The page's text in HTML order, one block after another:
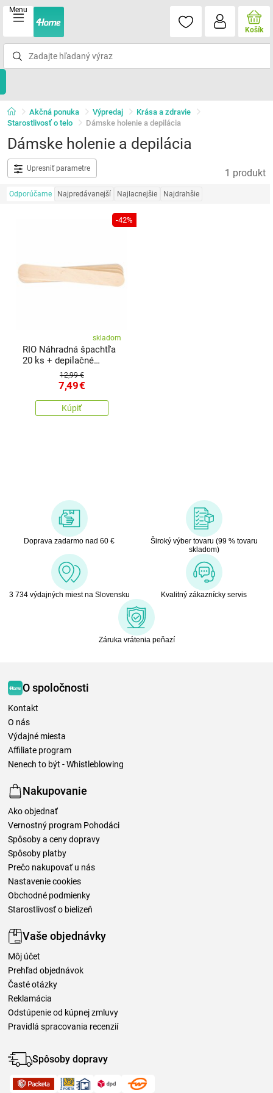
Menu
Košík
Akčná ponuka Výpredaj
Krása a zdravie
Starostlivosť o telo
Dámske holenie a depilácia
Dámske holenie a depilácia
Upresniť parametre 1 produkt
Odporúčame Najpredávanejší Najlacnejšie Najdrahšie
-42%
skladom
RIO Náhradná špachtľa
20 ks + depilačné
papieriky 50 ks
12,99 €
7,49€
Kúpiť
Doprava zadarmo nad 60 €
Široký výber tovaru (99 % tovaru
skladom)
3 734 výdajných miest na Slovensku Kvalitný zákaznícky servis
Záruka vrátenia peňazí
O spoločnosti
Kontakt
O nás
Výdajné miesta
Affiliate program
Nenech to být - Whistleblowing
Nakupovanie
Ako objednať
Vernostný program Pohodáci
Spôsoby a ceny dopravy
Spôsoby platby
Prečo nakupovať u nás
Nastavenie cookies
Obchodné podmienky
Starostlivosť o bielizeň
Vaše objednávky
Môj účet
Prehľad objednávok
Časté otázky
Reklamácia
Odstúpenie od kúpnej zmluvy
Pravidlá spracovania recenzií
Spôsoby dopravy